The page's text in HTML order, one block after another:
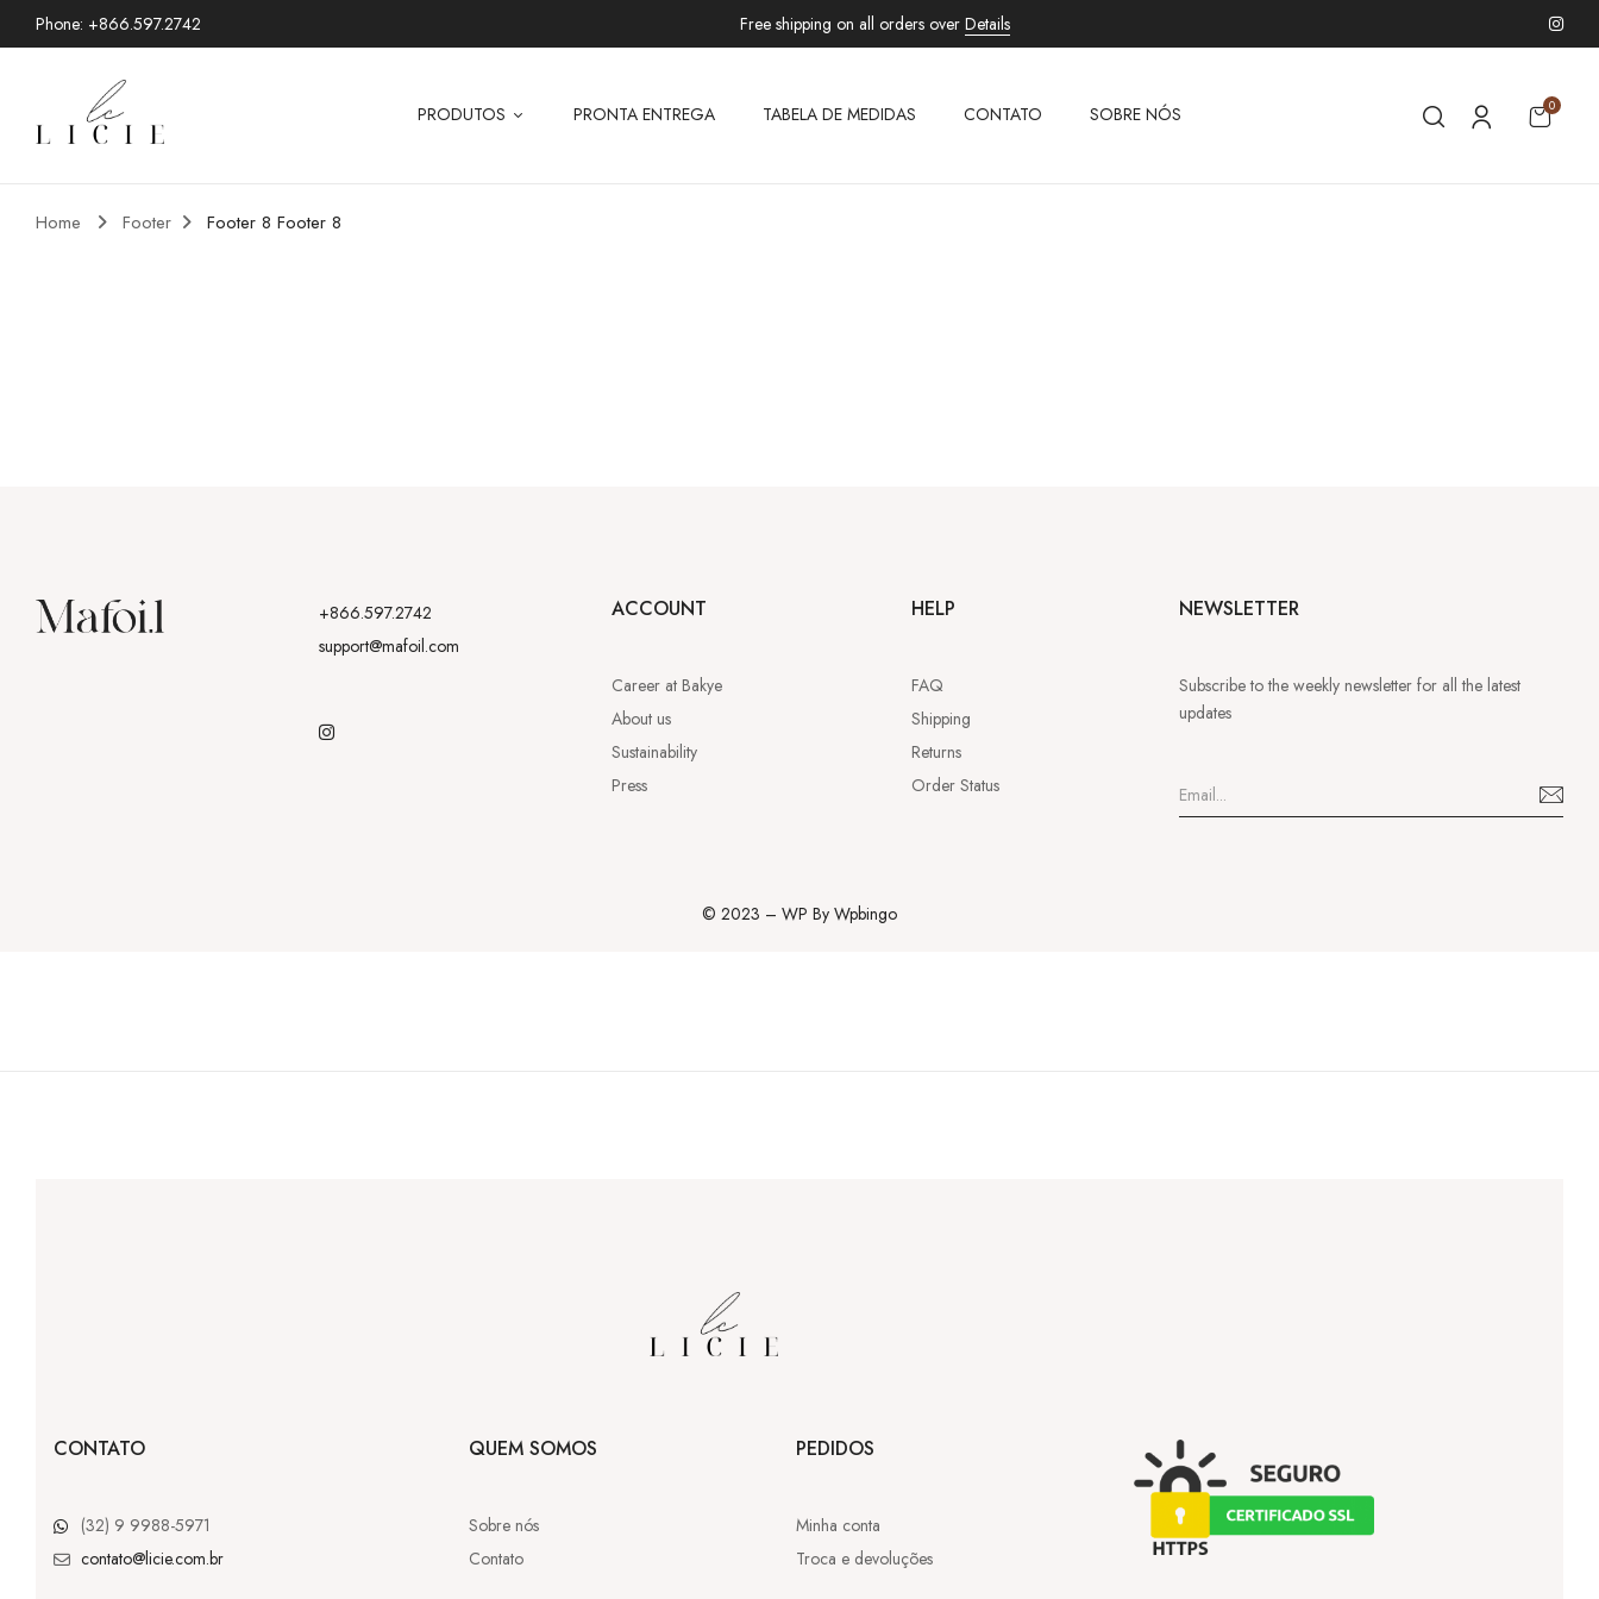
Phone: +866.597.2742 Free shipping on all orders over Details
PRODUTOS PRONTA ENTREGA TABELA DE MEDIDAS CONTATO SOBRE NÓS 0
Home Footer Footer 8 Footer 8
+866.597.2742
support@mafoil.com
ACCOUNT
Career at Bakye
About us
Sustainability
Press
HELP
FAQ
Shipping
Returns
Order Status
NEWSLETTER
Subscribe to the weekly newsletter for all the latest
updates
© 2023 – WP By Wpbingo
CONTATO
(32) 9 9988-5971
contato@licie.com.br
QUEM SOMOS
Sobre nós
Contato
PEDIDOS
Minha conta
Troca e devoluções